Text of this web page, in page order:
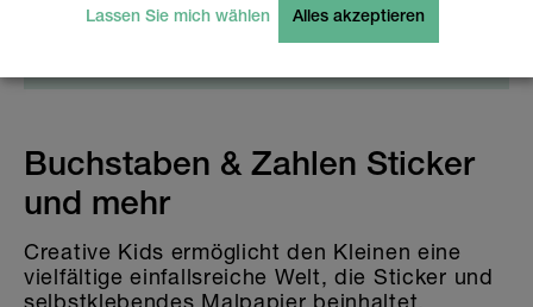
300 Sticker
9.90
Buchstaben & Zahlen Sticker
und mehr
Creative Kids ermöglicht den Kleinen eine
vielfältige einfallsreiche Welt, die Sticker und
selbstklebendes Malpapier beinhaltet.
Lassen Sie mich wählen Alles akzeptieren